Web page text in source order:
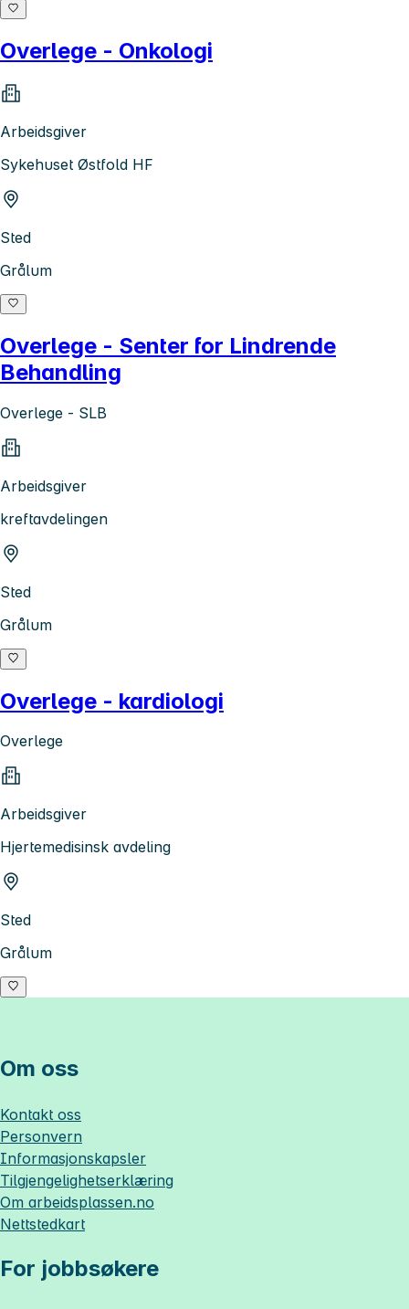
Overlege - Onkologi
Arbeidsgiver
Sykehuset Østfold HF
Sted
Grålum
Overlege - Senter for Lindrende
Behandling
Overlege - SLB
Arbeidsgiver
kreftavdelingen
Sted
Grålum
Overlege - kardiologi
Overlege
Arbeidsgiver
Hjertemedisinsk avdeling
Sted
Grålum
Om oss
Kontakt oss
Personvern
Informasjonskapsler
Tilgjengelighetserklæring
Om arbeidsplassen.no
Nettstedkart
For jobbsøkere